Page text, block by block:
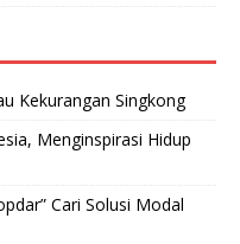
Kekurangan Singkong
Menginspirasi Hidup
Cari Solusi Modal